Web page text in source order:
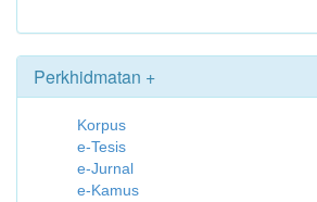
Perkhidmatan +
Korpus
e-Tesis
e-Jurnal
e-Kamus